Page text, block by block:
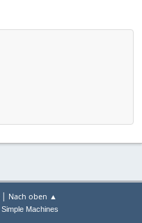
| Nach oben ▲
Simple Machines